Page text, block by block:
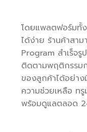
โดยแพลตฟอร์มทั้ง
ได้ง่าย ร้านค้าสา
Program สำเร็จ
ติดตามพฤติกรรมก
ของลูกค้าได้อย่า
ความช่วยเหลือ ท
พร้อมดูแลตลอด